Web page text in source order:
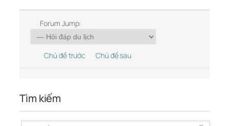
Forum Jump:
Chủ đề trước Chủ đề sau
Tìm kiếm